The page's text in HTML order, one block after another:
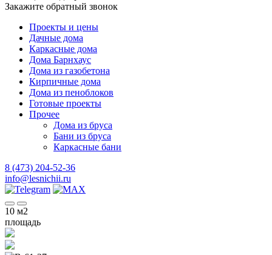
Закажите обратный звонок
Проекты и цены
Дачные дома
Каркасные дома
Дома Барнхаус
Дома из газобетона
Кирпичные дома
Дома из пеноблоков
Готовые проекты
Прочее
Дома из бруса
Бани из бруса
Каркасные бани
8 (473) 204-52-36
info@lesnichii.ru
10 м2
площадь